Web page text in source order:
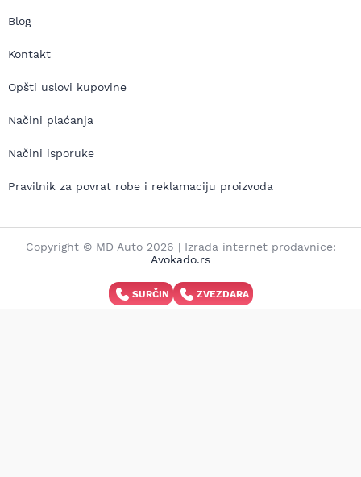
Blog
Kontakt
Opšti uslovi kupovine
Načini plaćanja
Načini isporuke
Pravilnik za povrat robe i reklamaciju proizvoda
Copyright © MD Auto 2026 | Izrada internet prodavnice:
Avokado.rs
SURČIN ZVEZDARA